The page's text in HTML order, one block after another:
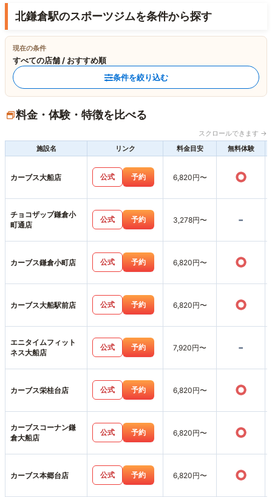
北鎌倉駅のスポーツジムを条件から探す
現在の条件
すべての店舗 / おすすめ順
条件を絞り込む
料金・体験・特徴を比べる
スクロールできます →
施設名
リンク 料金目安 無料体験
カーブス大船店 公式 予約 6,820円〜 ○
チョコザップ鎌倉小
町通店
公式 予約 3,278円〜 -
カーブス鎌倉小町店 公式 予約 6,820円〜 ○
カーブス大船駅前店 公式 予約 6,820円〜 ○
エニタイムフィット
ネス大船店
公式 予約 7,920円〜 -
カーブス栄桂台店 公式 予約 6,820円〜 ○
カーブスコーナン鎌
倉大船店
公式 予約 6,820円〜 ○
カーブス本郷台店 公式 予約 6,820円〜 ○